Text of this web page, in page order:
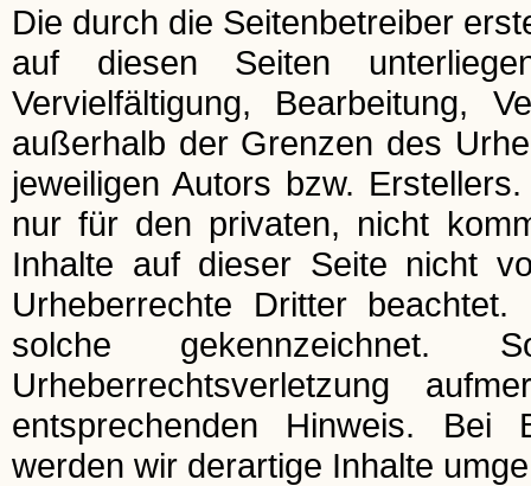
Die durch die Seitenbetreiber
auf diesen Seiten
Vervielfältigung, Bearbeitung,
außerhalb der Grenzen des
jeweiligen Autors bzw.
nur für den privaten, nicht
Inhalte auf dieser Seite nicht
Urheberrechte Dritter
solche
Urheberrechtsverletzung
entsprechenden Hinweis. Bei
werden wir derartige Inhalte